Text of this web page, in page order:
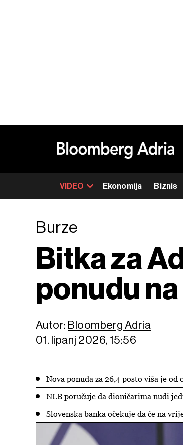
VIDEO Ekonomija Biznis
Burze
Bitka za
ponudu
Autor: Bloomberg Adria
01. lipanj 2026, 15:56
Nova ponuda za 26,4 posto viša je
NLB poručuje da dioničarima nudi
Slovenska banka očekuje da će na